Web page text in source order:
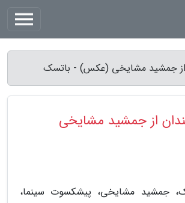
از جمشید مشایخی (عکس) - باتسک
از جمشید مشایخی
جمشید مشایخی، پیشکسوت سینما،